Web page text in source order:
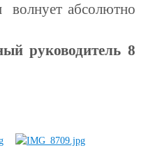
волнует абсолютно
руководитель 8